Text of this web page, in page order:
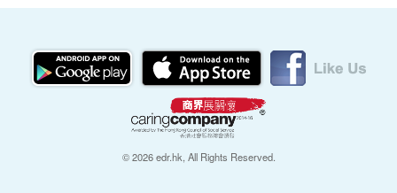
© 2026 edr.hk, All Rights Reserved.